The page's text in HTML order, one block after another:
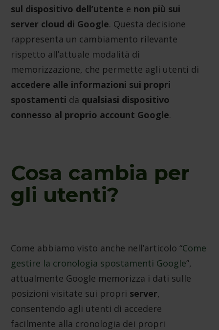
sul dispositivo dell’utente e non più sui
server cloud di Google. Questa decisione
rappresenta un cambiamento rilevante
rispetto all’attuale modalità di
memorizzazione, che permette agli utenti di
accedere alle informazioni sui propri
spostamenti da qualsiasi dispositivo
connesso al proprio account Google.
Cosa cambia per
gli utenti?
Come abbiamo visto anche nell’articolo “Come
gestire la cronologia spostamenti Google”,
attualmente Google memorizza i dati sulle
posizioni visitate sui propri server,
consentendo agli utenti di accedere
facilmente alla cronologia dei propri